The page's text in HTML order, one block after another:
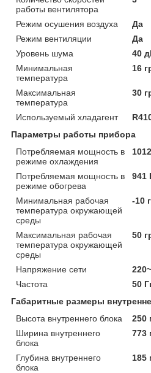
работы вентилятора
Режим осушения воздуха
Да
Режим вентиляции
Да
Уровень шума
40
Минимальная
температура
16
Максимальная
температура
30
Используемый хладагент
Параметры работы прибора
Потребляемая мощность в
режиме охлаждения
Потребляемая мощность в
режиме обогрева
941
Минимальная рабочая
температура окружающей
среды
-10
Максимальная рабочая
температура окружающей
среды
50
Напряжение сети
Частота
50
Габаритные размеры
Высота внутреннего блока
250
Ширина внутреннего
блока
773
Глубина внутреннего
блока
185